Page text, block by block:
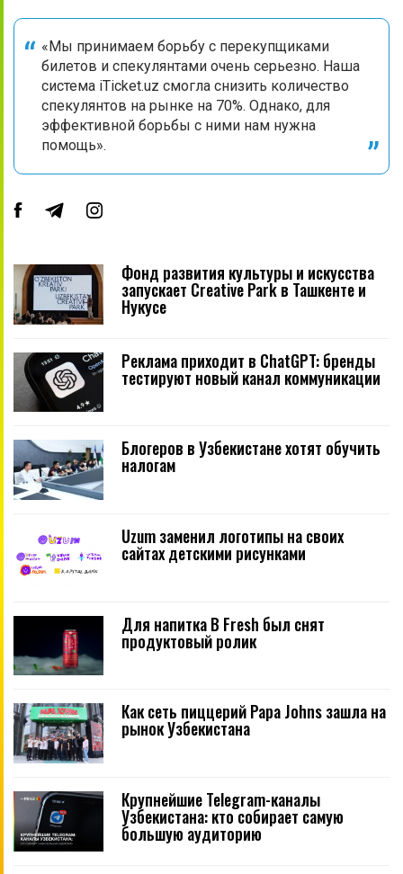
«Мы принимаем борьбу с перекупщиками
билетов и спекулянтами очень серьезно. Наша
система iTicket.uz смогла снизить количество
спекулянтов на рынке на 70%. Однако, для
эффективной борьбы с ними нам нужна
помощь».
Фонд развития культуры и искусства
запускает Creative Park в Ташкенте и
Нукусе
Реклама приходит в ChatGPT: бренды
тестируют новый канал коммуникации
Блогеров в Узбекистане хотят обучить
налогам
Uzum заменил логотипы на своих
сайтах детскими рисунками
Для напитка B Fresh был снят
продуктовый ролик
Как сеть пиццерий Papa Johns зашла на
рынок Узбекистана
Крупнейшие Telegram-каналы
Узбекистана: кто собирает самую
большую аудиторию